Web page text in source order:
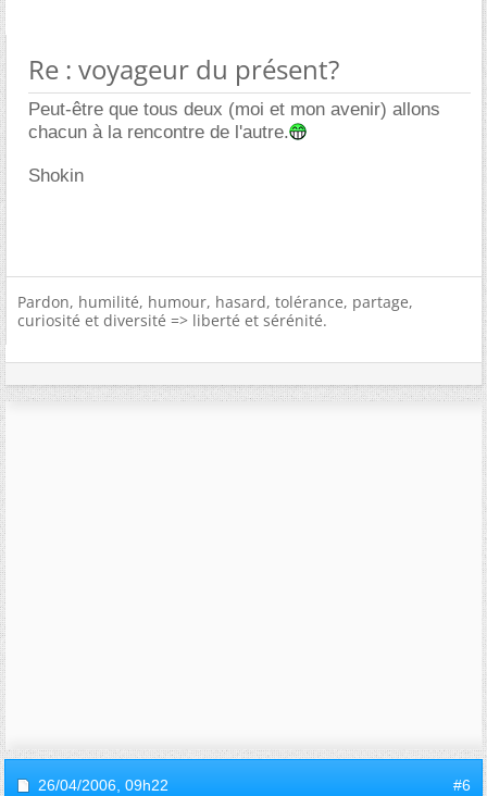
Re : voyageur du présent?
Peut-être que tous deux (moi et mon avenir) allons
chacun à la rencontre de l'autre.
Shokin
Pardon, humilité, humour, hasard, tolérance, partage,
curiosité et diversité => liberté et sérénité.
26/04/2006, 09h22 #6